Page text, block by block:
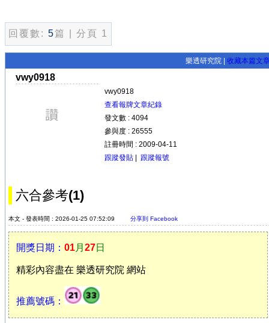
回覆數: 5篇 | 分頁 1
樂透研究院 | 收藏本篇文
vwy0918
vwy0918
查看報牌文章紀錄
發文數 : 4094
參與度 : 26555
註冊時間 : 2009-04-11
跟蹤發貼
跟蹤報號
六合參考(1)
本文 - 發表時間 : 2026-01-25 07:52:09 分享到 Facebook
開獎日期： 01月 27日
精彩內容盡在 樂透研究院 網站
推薦號碼：